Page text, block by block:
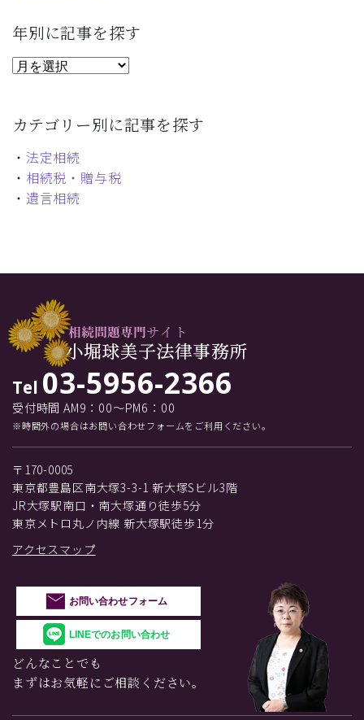
年別に記事を探す
カテゴリー別に記事を探す
・ 法定相続
・ 相続税・贈与税
・ 遺言相続
Tel 03-5956-2366
受付時間 AM9：00～PM6：00
※時間外の場合はお問い合わせフォームをご利用ください。
〒170-0005
東京都豊島区南大塚3-3-1 新大塚Sビル3階
JR大塚駅南口・南大塚通り徒歩5分
東京メトロ丸ノ内線 新大塚駅徒歩1分
アクセスマップ
お問い合わせフォーム
LINEでのお問い合わせ
どんなことでも
まずはお気軽にご相談ください。